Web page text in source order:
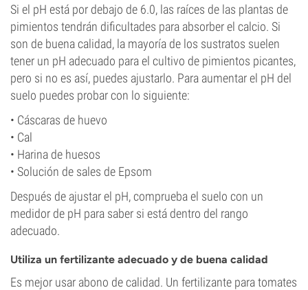
Si el pH está por debajo de 6.0, las raíces de las plantas de
pimientos tendrán dificultades para absorber el calcio. Si
son de buena calidad, la mayoría de los sustratos suelen
tener un pH adecuado para el cultivo de pimientos picantes,
pero si no es así, puedes ajustarlo. Para aumentar el pH del
suelo puedes probar con lo siguiente:
• Cáscaras de huevo
• Cal
• Harina de huesos
• Solución de sales de Epsom
Después de ajustar el pH, comprueba el suelo con un
medidor de pH para saber si está dentro del rango
adecuado.
Utiliza un fertilizante adecuado y de buena calidad
Es mejor usar abono de calidad. Un fertilizante para tomates